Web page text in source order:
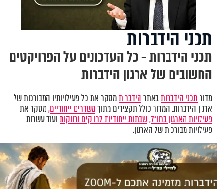
תכני הידברות
תכני הידברות - כל העדכונים על הפרויקטים
החשובים של ארגון הידברות
מדורתכני הידברותבאתרהידברותמסקר את כל פעילויותיו המבורכות של
ארגון הידברות. המדור כולל תקצירים מתוךמשדרים ייחודיים,מסקר את
פעילויות הארגון בחו"ל,שבתות ייחודיות לרווקים ורווקותועוד עשרות
פעילויות מבורכות של הארגון.